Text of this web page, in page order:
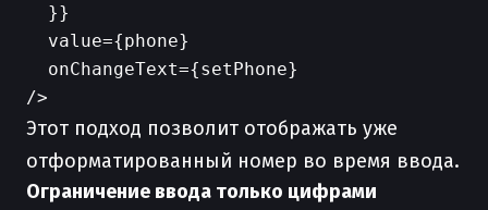
  }}
  value={phone}
  onChangeText={setPhone}
Этот подход позволит отображать уже
отформатированный номер во время ввода.
Ограничение ввода только цифрами